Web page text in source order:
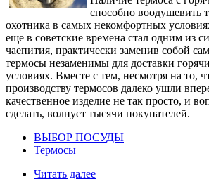
способно воодушевить
охотника в самых некомфортных
еще в советские времена стал одним из
чаепития, практически заменив собой
термосы незаменимы для доставки
условиях. Вместе с тем, несмотря на то,
производству термосов далеко ушли
качественное изделие не так просто, и
сделать, волнует тысячи покупателей.
ВЫБОР ПОСУДЫ
Термосы
Читать далее